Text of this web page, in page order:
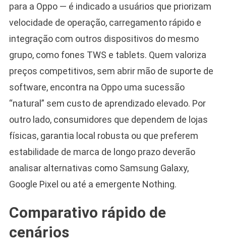
para a Oppo — é indicado a usuários que priorizam
velocidade de operação, carregamento rápido e
integração com outros dispositivos do mesmo
grupo, como fones TWS e tablets. Quem valoriza
preços competitivos, sem abrir mão de suporte de
software, encontra na Oppo uma sucessão
“natural” sem custo de aprendizado elevado. Por
outro lado, consumidores que dependem de lojas
físicas, garantia local robusta ou que preferem
estabilidade de marca de longo prazo deverão
analisar alternativas como Samsung Galaxy,
Google Pixel ou até a emergente Nothing.
Comparativo rápido de
cenários